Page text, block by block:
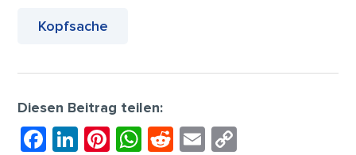
Kopfsache
Diesen Beitrag teilen:
F
Li
Pi W R
E